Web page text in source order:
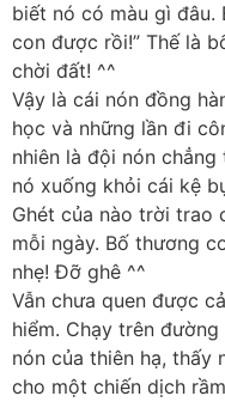
biết nó có màu gì đâu.
con được rồi!” Thế là
chời đất! ^^
Vậy là cái nón đồng
học và những lần đi
nhiên là đội nón
nó xuống khỏi cái kệ
Ghét của nào trời trao
mỗi ngày. Bố thương
nhẹ! Đỡ ghê ^^
Vẫn chưa quen được
hiểm. Chạy trên
nón của thiên hạ, thấy
cho một chiến dịch